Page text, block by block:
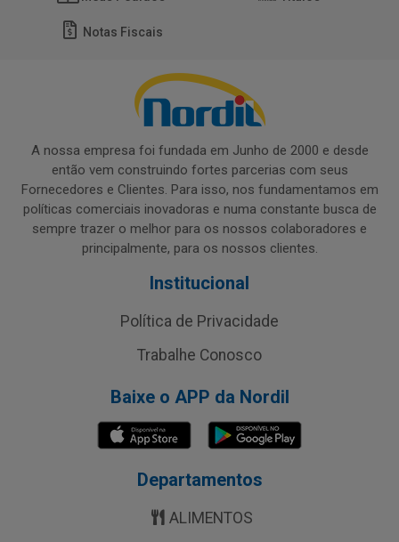
Notas Fiscais
A nossa empresa foi fundada em Junho de 2000 e desde
então vem construindo fortes parcerias com seus
Fornecedores e Clientes. Para isso, nos fundamentamos em
políticas comerciais inovadoras e numa constante busca de
sempre trazer o melhor para os nossos colaboradores e
principalmente, para os nossos clientes.
Institucional
Política de Privacidade
Trabalhe Conosco
Baixe o APP da Nordil
Departamentos
ALIMENTOS